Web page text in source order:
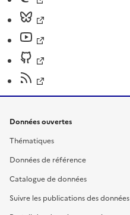
Données ouvertes
Thématiques
Données de référence
Catalogue de données
Suivre les publications des données